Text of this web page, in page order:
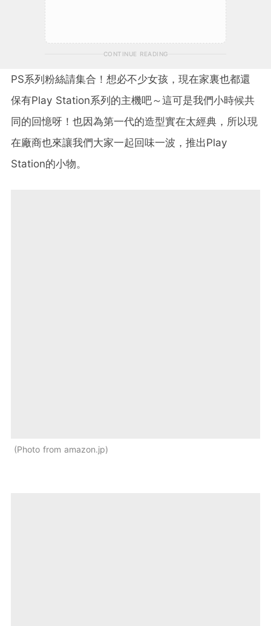
CONTINUE READING
PS系列粉絲請集合！想必不少女孩，現在家裏也都還
保有Play Station系列的主機吧～這可是我們小時候共
同的回憶呀！也因為第一代的造型實在太經典，所以現
在廠商也來讓我們大家一起回味一波，推出Play
Station的小物。
Photo from amazon.jp